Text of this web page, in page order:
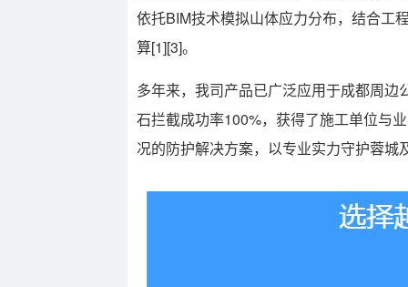
依托BIM技术模拟山体应力分布，结合工
算[1][3]。
多年来，我司产品已广泛应用于成都周
石拦截成功率100%，获得了施工单位与
况的防护解决方案，以专业实力守护蓉